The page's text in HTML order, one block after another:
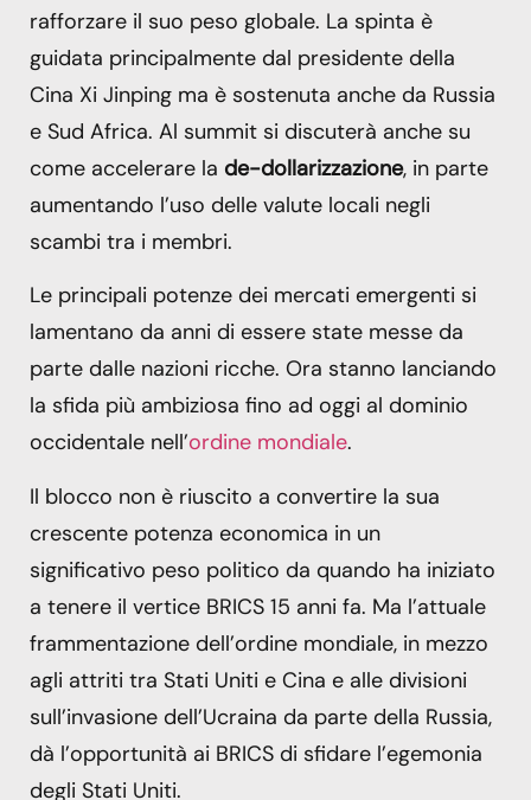
rafforzare il suo peso globale. La spinta è
guidata principalmente dal presidente della
Cina Xi Jinping ma è sostenuta anche da Russia
e Sud Africa. Al summit si discuterà anche su
come accelerare la de-dollarizzazione, in parte
aumentando l’uso delle valute locali negli
scambi tra i membri.
Le principali potenze dei mercati emergenti si
lamentano da anni di essere state messe da
parte dalle nazioni ricche. Ora stanno lanciando
la sfida più ambiziosa fino ad oggi al dominio
occidentale nell’ordine mondiale.
Il blocco non è riuscito a convertire la sua
crescente potenza economica in un
significativo peso politico da quando ha iniziato
a tenere il vertice BRICS 15 anni fa. Ma l’attuale
frammentazione dell’ordine mondiale, in mezzo
agli attriti tra Stati Uniti e Cina e alle divisioni
sull’invasione dell’Ucraina da parte della Russia,
dà l’opportunità ai BRICS di sfidare l’egemonia
degli Stati Uniti.